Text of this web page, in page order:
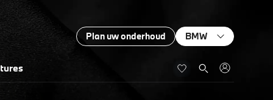
Plan uw onderhoud BMW